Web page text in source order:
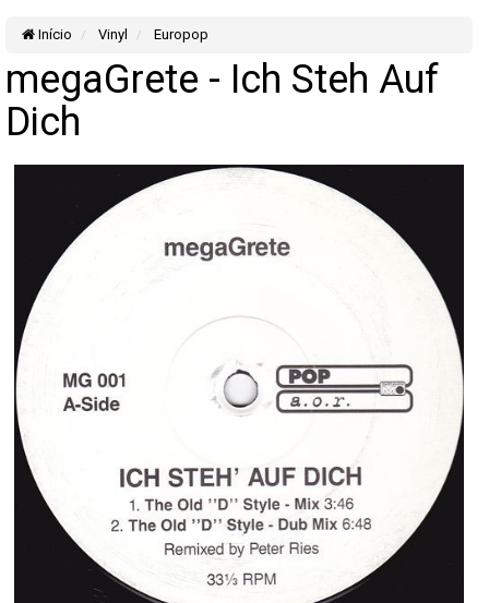
Início Vinyl Europop
megaGrete - Ich Steh Auf
Dich